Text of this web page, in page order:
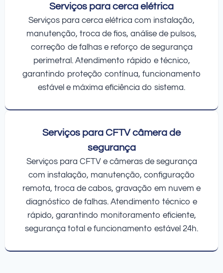
Serviços para cerca elétrica
Serviços para cerca elétrica com instalação,
manutenção, troca de fios, análise de pulsos,
correção de falhas e reforço de segurança
perimetral. Atendimento rápido e técnico,
garantindo proteção contínua, funcionamento
estável e máxima eficiência do sistema.
Serviços para CFTV câmera de
segurança
Serviços para CFTV e câmeras de segurança
com instalação, manutenção, configuração
remota, troca de cabos, gravação em nuvem e
diagnóstico de falhas. Atendimento técnico e
rápido, garantindo monitoramento eficiente,
segurança total e funcionamento estável 24h.